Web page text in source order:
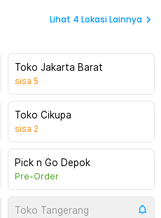
Lihat 4 Lokasi Lainnya
Toko Jakarta Barat
sisa 5
Toko Cikupa
sisa 2
Pick n Go Depok
Pre-Order
Toko Tangerang